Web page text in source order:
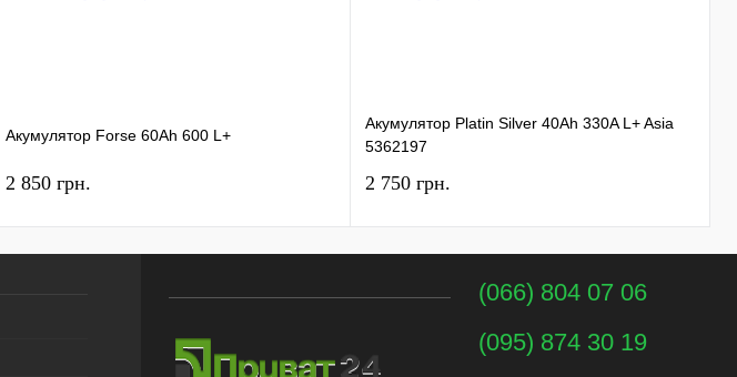
Акумулятор Forse 60Ah 600 L+
2 850 грн.
Акумулятор Platin Silver 40Ah 330A L+ Asia
5362197
2 750 грн.
(066) 804 07 06
(095) 874 30 19